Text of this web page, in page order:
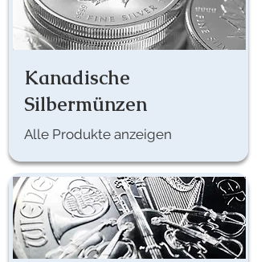
Kanadische
Silbermünzen
Alle Produkte anzeigen